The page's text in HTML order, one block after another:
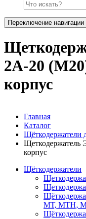
Переключение навигации
2А-20
корпус
Главная
Каталог
Щёткодержатели
корпус
Щёткодержатели
МТ, МТН,